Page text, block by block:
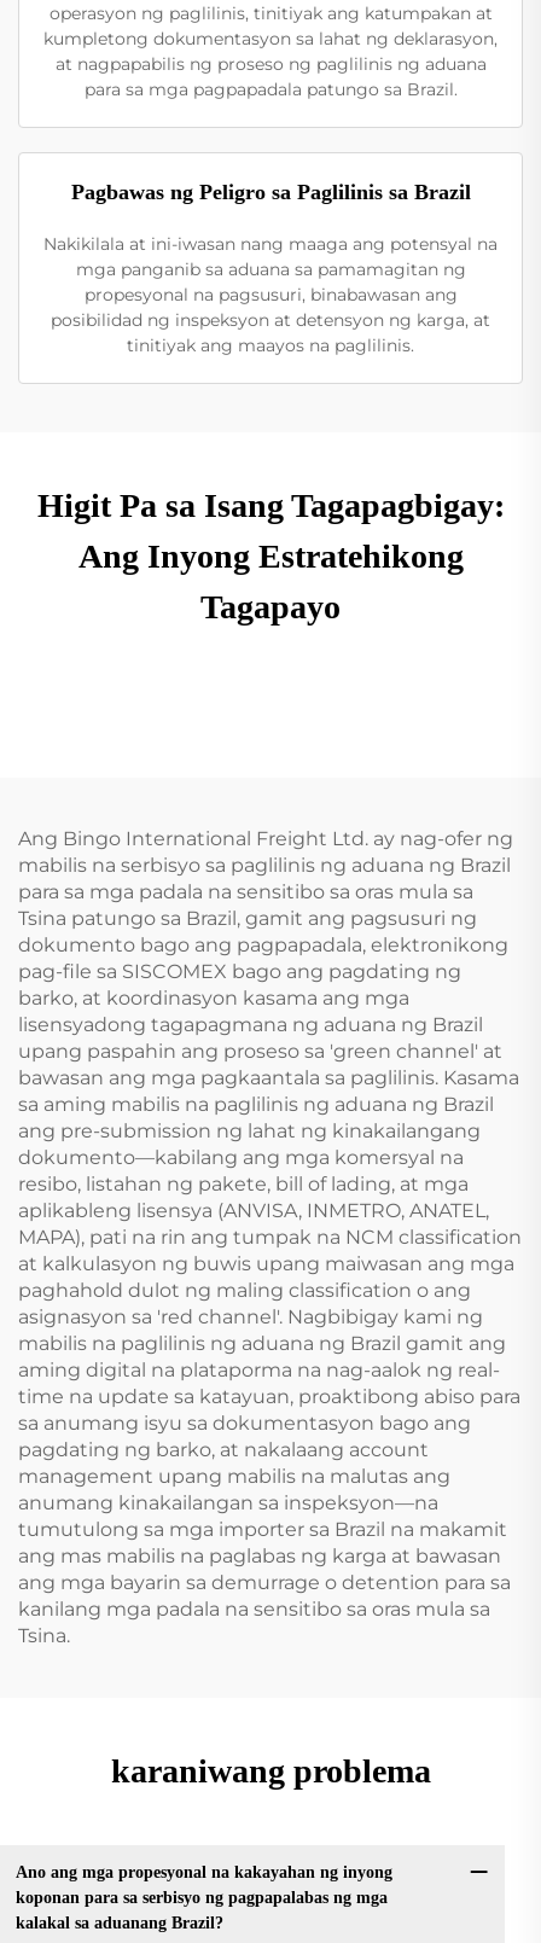
operasyon ng paglilinis, tinitiyak ang katumpakan at
kumpletong dokumentasyon sa lahat ng deklarasyon,
at nagpapabilis ng proseso ng paglilinis ng aduana
para sa mga pagpapadala patungo sa Brazil.
Pagbawas ng Peligro sa Paglilinis sa Brazil
Nakikilala at ini-iwasan nang maaga ang potensyal na
mga panganib sa aduana sa pamamagitan ng
propesyonal na pagsusuri, binabawasan ang
posibilidad ng inspeksyon at detensyon ng karga, at
tinitiyak ang maayos na paglilinis.
Higit Pa sa Isang Tagapagbigay:
Ang Inyong Estratehikong
Tagapayo
Ang Bingo International Freight Ltd. ay nag-ofer ng
mabilis na serbisyo sa paglilinis ng aduana ng Brazil
para sa mga padala na sensitibo sa oras mula sa
Tsina patungo sa Brazil, gamit ang pagsusuri ng
dokumento bago ang pagpapadala, elektronikong
pag-file sa SISCOMEX bago ang pagdating ng
barko, at koordinasyon kasama ang mga
lisensyadong tagapagmana ng aduana ng Brazil
upang paspahin ang proseso sa 'green channel' at
bawasan ang mga pagkaantala sa paglilinis. Kasama
sa aming mabilis na paglilinis ng aduana ng Brazil
ang pre-submission ng lahat ng kinakailangang
dokumento—kabilang ang mga komersyal na
resibo, listahan ng pakete, bill of lading, at mga
aplikableng lisensya (ANVISA, INMETRO, ANATEL,
MAPA), pati na rin ang tumpak na NCM classification
at kalkulasyon ng buwis upang maiwasan ang mga
paghahold dulot ng maling classification o ang
asignasyon sa 'red channel'. Nagbibigay kami ng
mabilis na paglilinis ng aduana ng Brazil gamit ang
aming digital na plataporma na nag-aalok ng real-
time na update sa katayuan, proaktibong abiso para
sa anumang isyu sa dokumentasyon bago ang
pagdating ng barko, at nakalaang account
management upang mabilis na malutas ang
anumang kinakailangan sa inspeksyon—na
tumutulong sa mga importer sa Brazil na makamit
ang mas mabilis na paglabas ng karga at bawasan
ang mga bayarin sa demurrage o detention para sa
kanilang mga padala na sensitibo sa oras mula sa
Tsina.
karaniwang problema
Ano ang mga propesyonal na kakayahan ng inyong
koponan para sa serbisyo ng pagpapalabas ng mga
kalakal sa aduanang Brazil?